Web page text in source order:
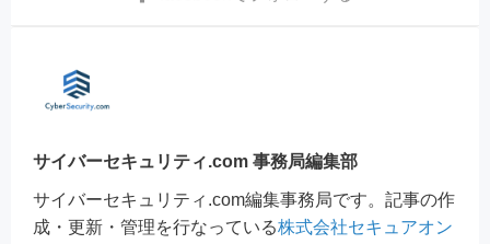
サイバーセキュリティ.com 事務局編集部
サイバーセキュリティ.com編集事務局です。記事の作
成・更新・管理を行なっている株式会社セキュアオン